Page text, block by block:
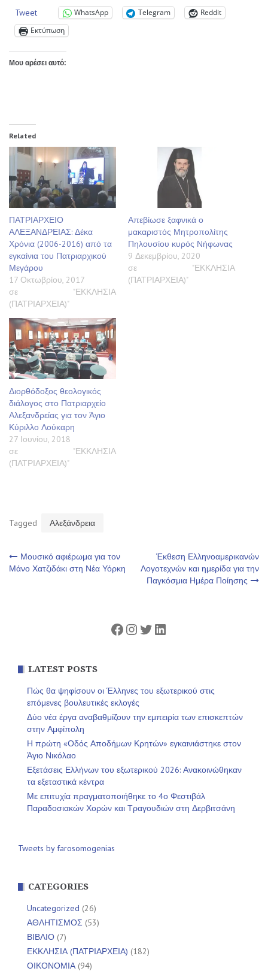
Tweet WhatsApp Telegram
Reddit
Εκτύπωση
Μου αρέσει αυτό:
Related
ΠΑΤΡΙΑΡΧΕΙΟ
ΑΛΕΞΑΝΔΡΕΙΑΣ: Δέκα
Χρόνια (2006-2016) από τα
εγκαίνια του Πατριαρχικού
Μεγάρου
17 Οκτωβρίου, 2017
σε "ΕΚΚΛΗΣΙΑ
(ΠΑΤΡΙΑΡΧΕΙΑ)"
Απεβίωσε ξαφνικά ο
μακαριστός Μητροπολίτης
Πηλουσίου κυρός Νήφωνας
9 Δεκεμβρίου, 2020
σε "ΕΚΚΛΗΣΙΑ
(ΠΑΤΡΙΑΡΧΕΙΑ)"
Διορθόδοξος θεολογικός
διάλογος στο Πατριαρχείο
Αλεξανδρείας για τον Άγιο
Κύριλλο Λούκαρη
27 Ιουνίου, 2018
σε "ΕΚΚΛΗΣΙΑ
(ΠΑΤΡΙΑΡΧΕΙΑ)"
Tagged Αλεξάνδρεια
Πλοήγηση
Μουσικό αφιέρωμα για τον
Μάνο Χατζιδάκι στη Νέα Υόρκη
Έκθεση Ελληνοαμερικανών
Λογοτεχνών και ημερίδα για την
Παγκόσμια Ημέρα Ποίησης
Facebook
Instagram
Twitter
Linkedin
LATEST POSTS
Πώς θα ψηφίσουν οι Έλληνες του εξωτερικού στις
επόμενες βουλευτικές εκλογές
Δύο νέα έργα αναβαθμίζουν την εμπειρία των επισκεπτών
στην Αμφίπολη
Η πρώτη «Οδός Αποδήμων Κρητών» εγκαινιάστηκε στον
Άγιο Νικόλαο
Εξετάσεις Ελλήνων του εξωτερικού 2026: Ανακοινώθηκαν
τα εξεταστικά κέντρα
Με επιτυχία πραγματοποιήθηκε το 4ο Φεστιβάλ
Παραδοσιακών Χορών και Τραγουδιών στη Δερβιτσάνη
Tweets by farosomogenias
CATEGORIES
Uncategorized (26)
ΑΘΛΗΤΙΣΜΟΣ (53)
ΒΙΒΛΙΟ (7)
ΕΚΚΛΗΣΙΑ (ΠΑΤΡΙΑΡΧΕΙΑ) (182)
ΟΙΚΟΝΟΜΙΑ(94)